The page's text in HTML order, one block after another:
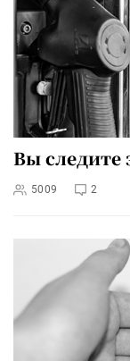
Вы следите
5009 2